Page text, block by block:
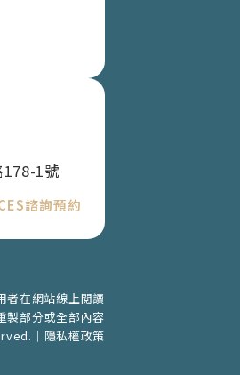
1號
諮詢預約
者在網站線上閱讀
製部分或全部內容
｜ 隱私權政策